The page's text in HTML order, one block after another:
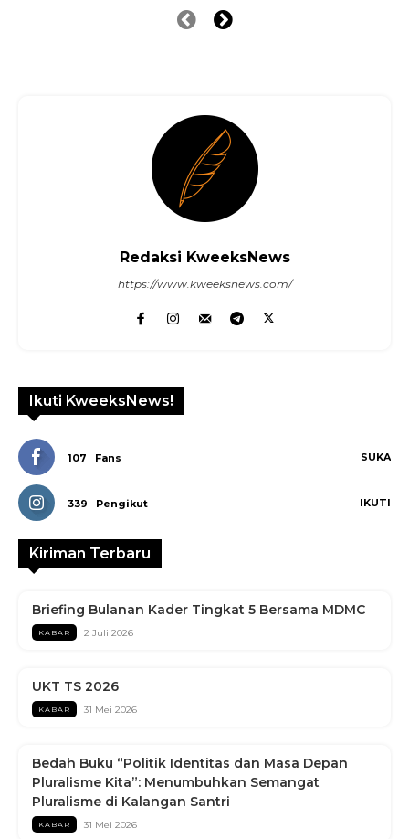
Redaksi KweeksNews
https://www.kweeksnews.com/
Ikuti KweeksNews!
107 Fans SUKA
339 Pengikut IKUTI
Kiriman Terbaru
Briefing Bulanan Kader Tingkat 5 Bersama MDMC
KABAR 2 Juli 2026
UKT TS 2026
KABAR 31 Mei 2026
Bedah Buku “Politik Identitas dan Masa Depan
Pluralisme Kita”: Menumbuhkan Semangat
Pluralisme di Kalangan Santri
KABAR 31 Mei 2026